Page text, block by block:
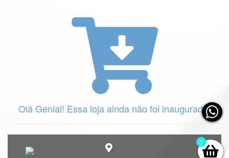
Olá Genial! Essa loja ainda não foi inaugurada.
0